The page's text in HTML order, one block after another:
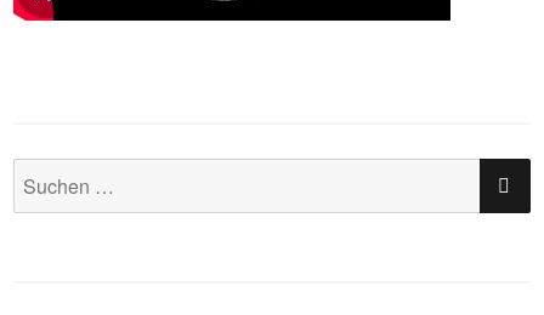
Suchen
nach: